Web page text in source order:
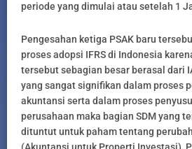
periode yang dimulai atau setelah 1
Pengesahan ketiga PSAK baru
proses adopsi IFRS di Indonesia
tersebut sebagian besar berasal dari
yang sangat signifikan dalam proses
akuntansi serta dalam proses
perusahaan maka bagian SDM yang
dituntut untuk paham tentang
(Akuntansi untuk Properti Investasi),